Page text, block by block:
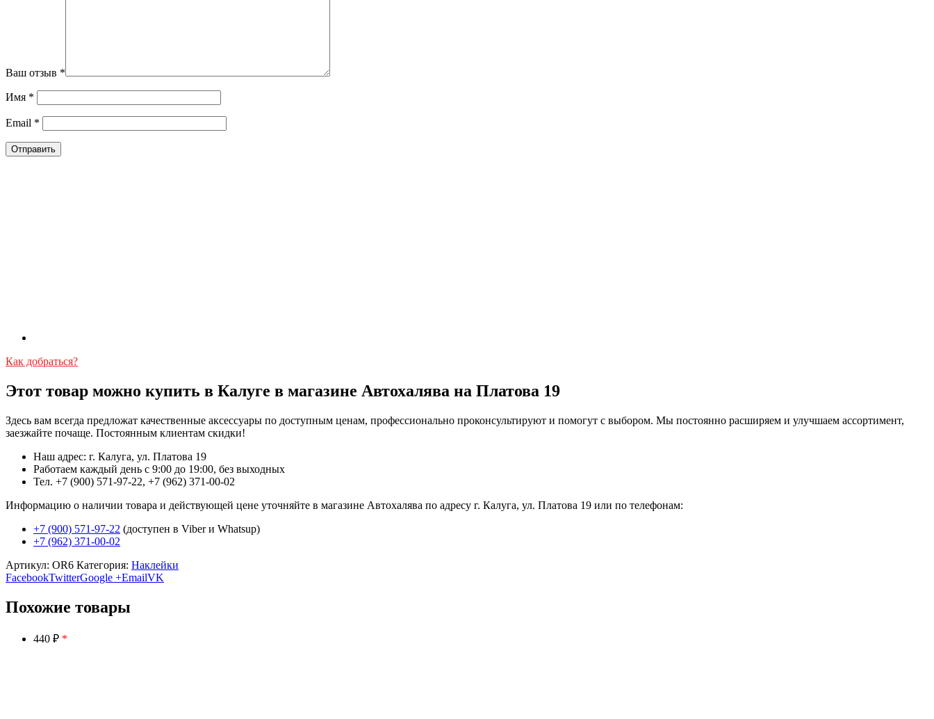
Ваш отзыв *
Имя *
Email *
Как добраться?
Этот товар можно купить в Калуге в магазине Автохалява на Платова 19
Здесь вам всегда предложат качественные аксессуары по доступным ценам, профессионально проконсультируют и помогут с выбором. Мы постоянно расширяем и улучшаем ассортимент,
заезжайте почаще. Постоянным клиентам скидки!
Наш адрес: г. Калуга, ул. Платова 19
Работаем каждый день с 9:00 до 19:00, без выходных
Тел. +7 (900) 571-97-22, +7 (962) 371-00-02
Информацию о наличии товара и действующей цене уточняйте в магазине Автохалява по адресу г. Калуга, ул. Платова 19 или по телефонам:
+7 (900) 571-97-22 (доступен в Viber и Whatsup)
+7 (962) 371-00-02
Артикул: OR6 Категория: Наклейки
FacebookTwitterGoogle +EmailVK
Похожие товары
440 ₽ *